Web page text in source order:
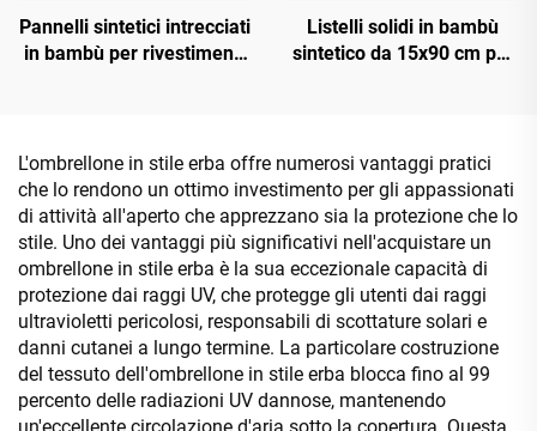
Pannelli sintetici intrecciati
in bambù per rivestimenti
Listelli solidi in bambù
sintetico da 15x90 cm per
L'ombrellone in stile erba offre numerosi vantaggi pratici
che lo rendono un ottimo investimento per gli appassionati
di attività all'aperto che apprezzano sia la protezione che lo
stile. Uno dei vantaggi più significativi nell'acquistare un
ombrellone in stile erba è la sua eccezionale capacità di
protezione dai raggi UV, che protegge gli utenti dai raggi
ultravioletti pericolosi, responsabili di scottature solari e
danni cutanei a lungo termine. La particolare costruzione
del tessuto dell'ombrellone in stile erba blocca fino al 99
percento delle radiazioni UV dannose, mantenendo